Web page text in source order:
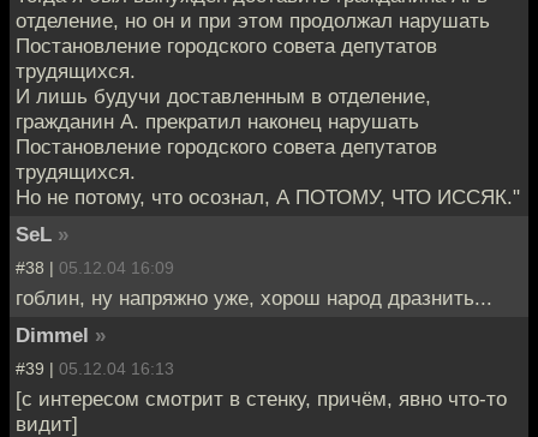
отделение, но он и при этом продолжал нарушать
Постановление городского совета депутатов
трудящихся.
И лишь будучи доставленным в отделение,
гражданин А. прекратил наконец нарушать
Постановление городского совета депутатов
трудящихся.
Но не потому, что осознал, А ПОТОМУ, ЧТО ИССЯК."
SeL »
#38 | 05.12.04 16:09
гоблин, ну напряжно уже, хорош народ дразнить...
Dimmel »
#39 | 05.12.04 16:13
[с интересом смотрит в стенку, причём, явно что-то
видит]